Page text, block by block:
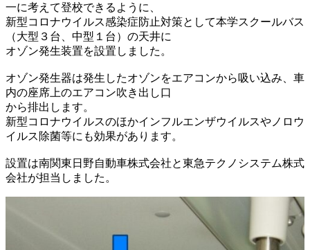
一に考えて登校できるように、
新型コロナウイルス感染症防止対策として本学スクールバス
（大型３台、中型１台）の天井に
オゾン発生装置を設置しました。
オゾン発生器は発生したオゾンをエアコンから吸い込み、車
内の座席上のエアコン吹き出し口
から排出します。
新型コロナウイルスのほかインフルエンザウイルスやノロウ
イルス除菌等にも効果があります。
設置は南関東日野自動車株式会社と東急テクノシステム株式
会社が担当しました。